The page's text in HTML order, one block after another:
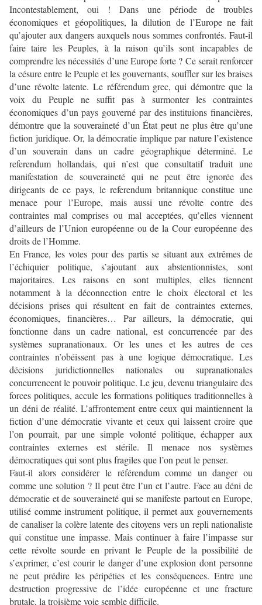
Incontestablement, oui ! Dans une période de troubles
économiques et géopolitiques, la dilution de l’Europe ne fait
qu’ajouter aux dangers auxquels nous sommes confrontés. Faut-il
faire taire les Peuples, à la raison qu’ils sont incapables de
comprendre les nécessités d’une Europe forte ? Ce serait renforcer
la césure entre le Peuple et les gouvernants, souffler sur les braises
d’une révolte latente. Le référendum grec, qui démontre que la
voix du Peuple ne suffit pas à surmonter les contraintes
économiques d’un pays gouverné par des instituions financières,
démontre que la souveraineté d’un État peut ne plus être qu’une
fiction juridique. Or, la démocratie implique par nature l’existence
d’un souverain dans un cadre géographique déterminé. Le
referendum hollandais, qui n’est que consultatif traduit une
manifestation de souveraineté qui ne peut être ignorée des
dirigeants de ce pays, le referendum britannique constitue une
menace pour l’Europe, mais aussi une révolte contre des
contraintes mal comprises ou mal acceptées, qu’elles viennent
d’ailleurs de l’Union européenne ou de la Cour européenne des
droits de l’Homme.
En France, les votes pour des partis se situant aux extrêmes de
l’échiquier politique, s’ajoutant aux abstentionnistes, sont
majoritaires. Les raisons en sont multiples, elles tiennent
notamment à la déconnection entre le choix électoral et les
décisions prises qui résultent en fait de contraintes externes,
économiques, financières… Par ailleurs, la démocratie, qui
fonctionne dans un cadre national, est concurrencée par des
systèmes supranationaux. Or les unes et les autres de ces
contraintes n’obéissent pas à une logique démocratique. Les
décisions juridictionnelles nationales ou supranationales
concurrencent le pouvoir politique. Le jeu, devenu triangulaire des
forces politiques, accule les formations politiques traditionnelles à
un déni de réalité. L’affrontement entre ceux qui maintiennent la
fiction d’une démocratie vivante et ceux qui laissent croire que
l’on pourrait, par une simple volonté politique, échapper aux
contraintes externes est stérile. Il menace nos systèmes
démocratiques qui sont plus fragiles que l’on peut le penser.
Faut-il alors considérer le référendum comme un danger ou
comme une solution ? Il peut être l’un et l’autre. Face au déni de
démocratie et de souveraineté qui se manifeste partout en Europe,
utilisé comme instrument politique, il permet aux gouvernements
de canaliser la colère latente des citoyens vers un repli nationaliste
qui constitue une impasse. Mais continuer à faire l’impasse sur
cette révolte sourde en privant le Peuple de la possibilité de
s’exprimer, c’est courir le danger d’une explosion dont personne
ne peut prédire les péripéties et les conséquences. Entre une
destruction progressive de l’idée européenne et une fracture
brutale, la troisième voie semble difficile.